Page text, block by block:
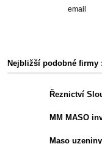
email
Nejbližší podobné firmy :
Řeznictví
MM MASO
Maso